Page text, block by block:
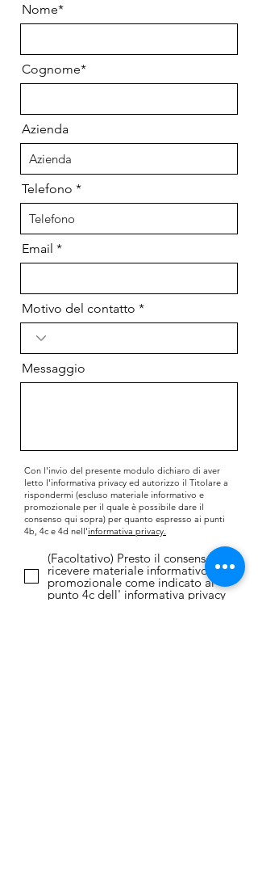
Nome*
Cognome*
Azienda
Telefono
Email
Motivo del contatto
Messaggio
Con l'invio del presente modulo dichiaro di aver
letto l'informativa privacy ed autorizzo il Titolare a
rispondermi (escluso materiale informativo e
promozionale per il quale è possibile dare il
consenso qui sopra) per quanto espresso ai punti
4b, 4c e 4d nell'informativa privacy.
(Facoltativo) Presto il consenso a
ricevere materiale informativo o
promozionale come indicato al
punto 4c dell' informativa privacy